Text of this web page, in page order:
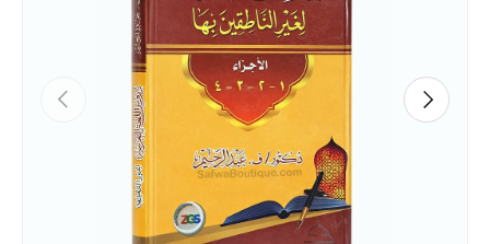
PRÉCÉDENT SUIVANT